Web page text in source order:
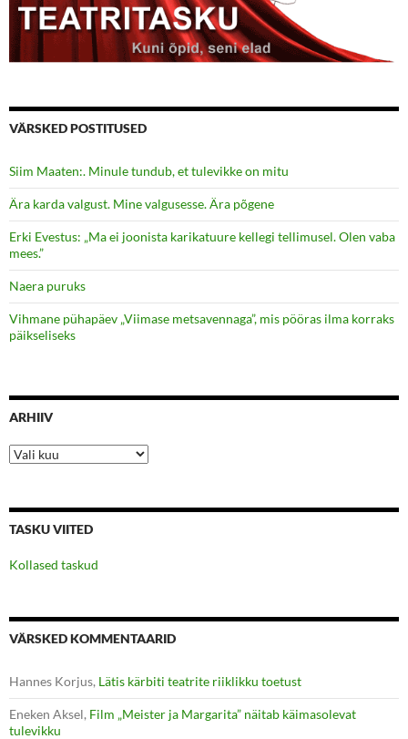
VÄRSKED POSTITUSED
Siim Maaten:. Minule tundub, et tulevikke on mitu
Ära karda valgust. Mine valgusesse. Ära põgene
Erki Evestus: „Ma ei joonista karikatuure kellegi tellimusel. Olen vaba
mees.”
Naera puruks
Vihmane pühapäev „Viimase metsavennaga”, mis pööras ilma korraks
päikseliseks
ARHIIV
Arhiiv
TASKU VIITED
Kollased taskud
VÄRSKED KOMMENTAARID
Hannes Korjus, Lätis kärbiti teatrite riiklikku toetust
Eneken Aksel, Film „Meister ja Margarita” näitab käimasolevat
tulevikku